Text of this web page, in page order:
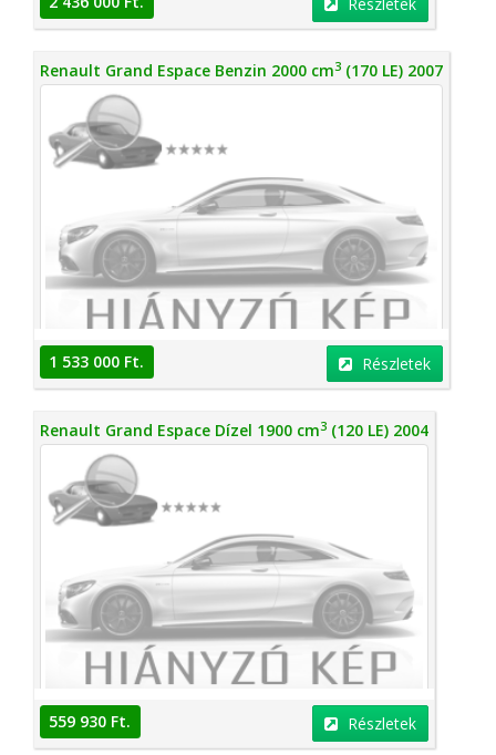
Renault Grand Espace Benzin 2000 cm3 (170 LE) 2007
1 533 000 Ft. Részletek
Renault Grand Espace Dízel 1900 cm3 (120 LE) 2004
559 930 Ft. Részletek